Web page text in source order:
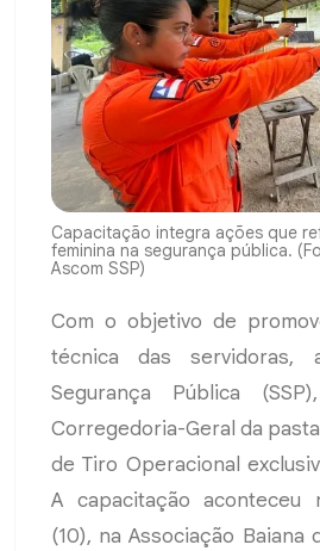
Capacitação integra ações que
feminina na segurança pública.
Ascom SSP)
Com o objetivo de
técnica das servidoras,
Segurança Pública
Corregedoria-Geral da
de Tiro Operacional
A capacitação aconteceu
(10), na Associação Baiana